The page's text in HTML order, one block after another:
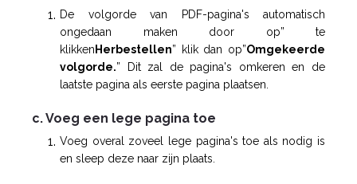
De volgorde van PDF-pagina's automatisch
ongedaan maken door op” te
klikken Herbestellen” klik dan op”Omgekeerde
volgorde.” Dit zal de pagina's omkeren en de
laatste pagina als eerste pagina plaatsen.
c. Voeg een lege pagina toe
Voeg overal zoveel lege pagina's toe als nodig is
en sleep deze naar zijn plaats.